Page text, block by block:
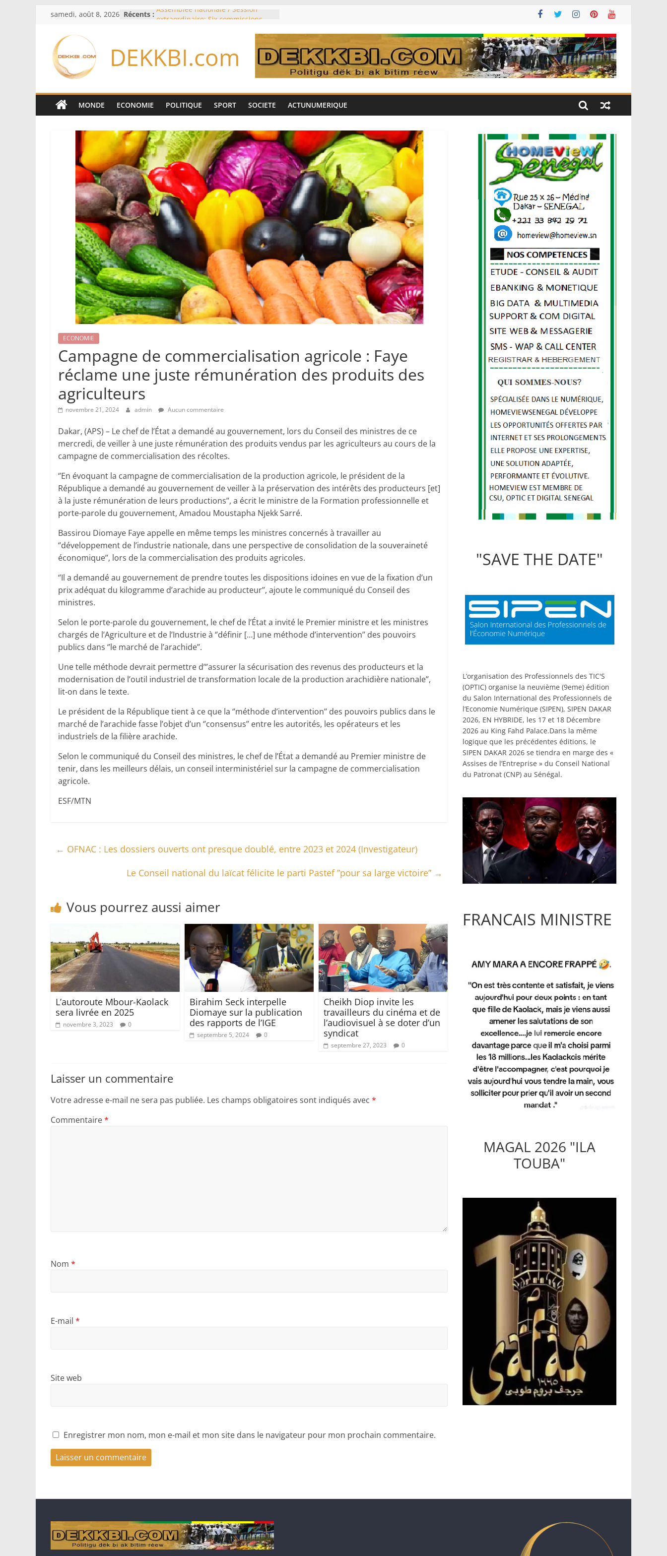
Passer
contenu
samedi, août 8, 2026 Récents : Assemblée nationale / Session
d’enquête à l’ordre du jour ce lundi
de la Espriella
Bénin: Patrice Talon élu président
Moyen-Orient: l’Arabie saoudite, le
Pakistan et la Turquie signent un
accord de défense
exportations de cuivre et de cobalt
concentrés pour valoriser sa
production
DEKKBI.com
MONDE ECONOMIE POLITIQUE SPORT SOCIETE ACTUNUMERIQUE
ECONOMIE
Campagne de commercialisation agricole : Faye
réclame une juste rémunération des produits des
agriculteurs
novembre 21, 2024 admin Aucun commentaire
Dakar, (APS) – Le chef de l’État a demandé au gouvernement, lors du Conseil des ministres de ce
mercredi, de veiller à une juste rémunération des produits vendus par les agriculteurs au cours de la
campagne de commercialisation des récoltes.
‘’En évoquant la campagne de commercialisation de la production agricole, le président de la
République a demandé au gouvernement de veiller à la préservation des intérêts des producteurs [et]
à la juste rémunération de leurs productions’’, a écrit le ministre de la Formation professionnelle et
porte-parole du gouvernement, Amadou Moustapha Njekk Sarré.
Bassirou Diomaye Faye appelle en même temps les ministres concernés à travailler au
‘’développement de l’industrie nationale, dans une perspective de consolidation de la souveraineté
économique’’, lors de la commercialisation des produits agricoles.
‘’Il a demandé au gouvernement de prendre toutes les dispositions idoines en vue de la fixation d’un
prix adéquat du kilogramme d’arachide au producteur’’, ajoute le communiqué du Conseil des
ministres.
Selon le porte-parole du gouvernement, le chef de l’État a invité le Premier ministre et les ministres
chargés de l’Agriculture et de l’Industrie à ‘’définir […] une méthode d’intervention’’ des pouvoirs
publics dans ‘’le marché de l’arachide’’.
Une telle méthode devrait permettre d’‘’assurer la sécurisation des revenus des producteurs et la
modernisation de l’outil industriel de transformation locale de la production arachidière nationale’’,
lit-on dans le texte.
Le président de la République tient à ce que la ‘’méthode d’intervention’’ des pouvoirs publics dans le
marché de l’arachide fasse l’objet d’un ‘’consensus’’ entre les autorités, les opérateurs et les
industriels de la filière arachide.
Selon le communiqué du Conseil des ministres, le chef de l’État a demandé au Premier ministre de
tenir, dans les meilleurs délais, un conseil interministériel sur la campagne de commercialisation
agricole.
ESF/MTN
← OFNAC : Les dossiers ouverts ont presque doublé, entre 2023 et 2024 (Investigateur)
Le Conseil national du laïcat félicite le parti Pastef ”pour sa large victoire” →
Vous pourrez aussi aimer
L’autoroute Mbour-Kaolack
sera livrée en 2025
novembre 3, 2023 0
Birahim Seck interpelle
Diomaye sur la publication
des rapports de l’IGE
septembre 5, 2024 0
Cheikh Diop invite les
travailleurs du cinéma et de
l’audiovisuel à se doter d’un
syndicat
septembre 27, 2023 0
Laisser un commentaire
Votre adresse e-mail ne sera pas publiée. Les champs obligatoires sont indiqués avec *
Commentaire*
Nom *
E-mail *
Site web
Enregistrer mon nom, mon e-mail et mon site dans le navigateur pour mon prochain commentaire.
"SAVE THE DATE"
L’organisation des Professionnels des TIC'S
(OPTIC) organise la neuvième (9eme) édition
du Salon International des Professionnels de
l’Economie Numérique (SIPEN), SIPEN DAKAR
2026, EN HYBRIDE, les 17 et 18 Décembre
2026 au King Fahd Palace.Dans la même
logique que les précédentes éditions, le
SIPEN DAKAR 2026 se tiendra en marge des «
Assises de l’Entreprise » du Conseil National
du Patronat (CNP) au Sénégal.
FRANCAIS MINISTRE
MAGAL 2026 "ILA
TOUBA"